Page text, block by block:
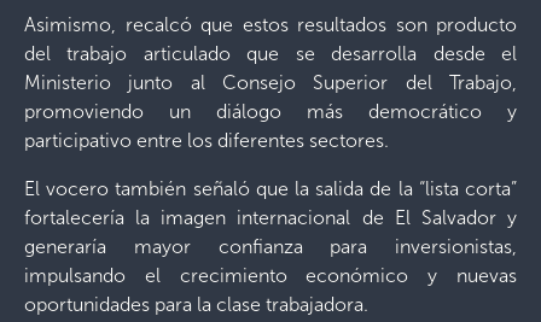
Asimismo, recalcó que estos resultados son producto
del trabajo articulado que se desarrolla desde el
Ministerio junto al Consejo Superior del Trabajo,
promoviendo un diálogo más democrático y
participativo entre los diferentes sectores.
El vocero también señaló que la salida de la “lista corta”
fortalecería la imagen internacional de El Salvador y
generaría mayor confianza para inversionistas,
impulsando el crecimiento económico y nuevas
oportunidades para la clase trabajadora.